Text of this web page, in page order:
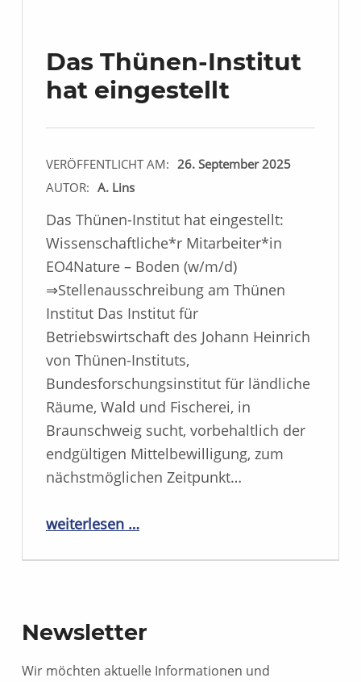
Das Thünen-Institut
hat eingestellt
VERÖFFENTLICHT AM: 26. September 2025
AUTOR: A. Lins
Das Thünen-Institut hat eingestellt:
Wissenschaftliche*r Mitarbeiter*in
EO4Nature – Boden (w/m/d)
⇒Stellenausschreibung am Thünen
Institut Das Institut für
Betriebswirtschaft des Johann Heinrich
von Thünen-Instituts,
Bundesforschungsinstitut für ländliche
Räume, Wald und Fischerei, in
Braunschweig sucht, vorbehaltlich der
endgültigen Mittelbewilligung, zum
nächstmöglichen Zeitpunkt…
“Das Thünen-Institut hat eingestellt”
weiterlesen …
Newsletter
Wir möchten aktuelle Informationen und